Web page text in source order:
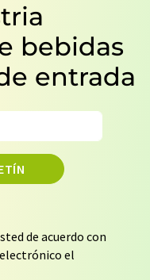
bebidas
entrada
de acuerdo con
electrónico el
Sus